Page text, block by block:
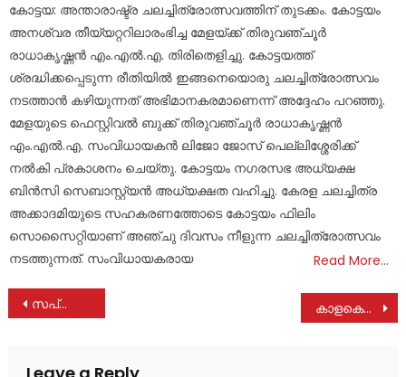
കോട്ടയ: അന്താരാഷ്ട്ര ചലച്ചിത്രോത്സവത്തിന് തുടക്കം. കോട്ടയം
അനശ്വര തീയ്യറ്ററിലാരംഭിച്ച മേളയ്ക്ക് തിരുവഞ്ചൂർ
രാധാകൃഷ്ണൻ എം.എൽ.എ. തിരിതെളിച്ചു. കോട്ടയത്ത്
ശ്രദ്ധിക്കപ്പെടുന്ന രീതിയിൽ ഇങ്ങനെയൊരു ചലച്ചിത്രോത്സവം
നടത്താൻ കഴിയുന്നത് അഭിമാനകരമാണെന്ന് അദ്ദേഹം പറഞ്ഞു.
മേളയുടെ ഫെസ്റ്റിവൽ ബുക്ക് തിരുവഞ്ചൂർ രാധാകൃഷ്ണൻ
എം.എൽ.എ. സംവിധായകൻ ലിജോ ജോസ് പെല്ലിശ്ശേരിക്ക്
നൽകി പ്രകാശനം ചെയ്തു. കോട്ടയം നഗരസഭ അധ്യക്ഷ
ബിൻസി സെബാസ്റ്റ്യൻ അധ്യക്ഷത വഹിച്ചു. കേരള ചലച്ചിത്ര
അക്കാദമിയുടെ സഹകരണത്തോടെ കോട്ടയം ഫിലിം
സൊസൈറ്റിയാണ് അഞ്ചു ദിവസം നീളുന്ന ചലച്ചിത്രോത്സവം
നടത്തുന്നത്. സംവിധായകരായ
Read More…
Post
സപ്ലൈകോ ഓണം ഫെയറിന് തുടക്കമായി കാളകെട്ടി എ എം എച്ച് എസ് എസിലെ സന്നദ്ധ രക്തദാന ക്യാമ്പ് ശ്രദ്ധേയമായി